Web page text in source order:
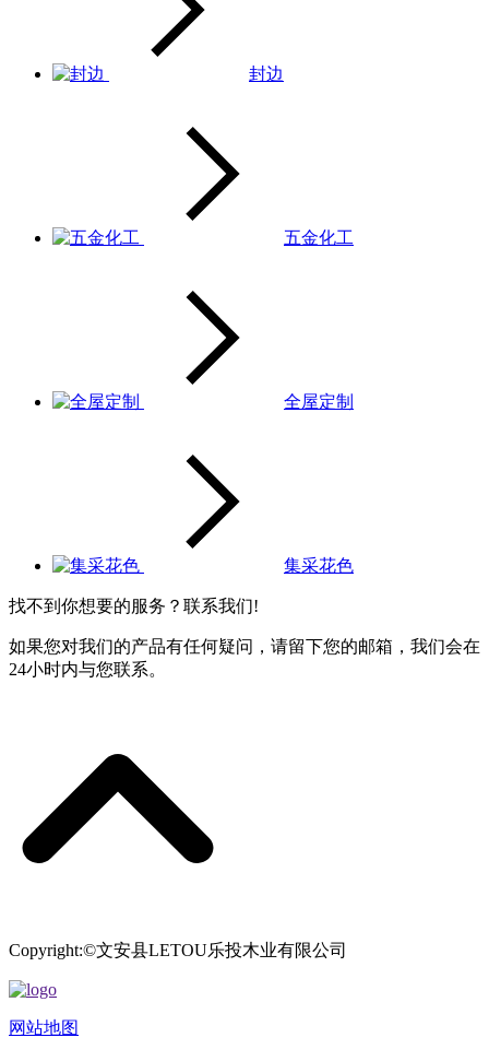
封边
五金化工
全屋定制
集采花色
找不到你想要的服务？联系我们!
如果您对我们的产品有任何疑问，请留下您的邮箱，我们会在
24小时内与您联系。
Copyright:©文安县LETOU乐投木业有限公司
网站地图